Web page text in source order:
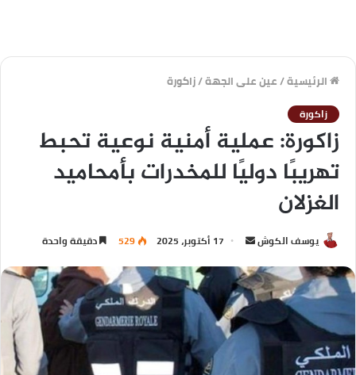
الرئيسية/عين على الجهة/زاكورة
زاكورة
زاكورة: عملية أمنية نوعية تحبط
تهريبًا دوليًا للمخدرات بأمحاميد
الغزلان
يوسف الكوش 17 أكتوبر، 2025 529 دقيقة واحدة